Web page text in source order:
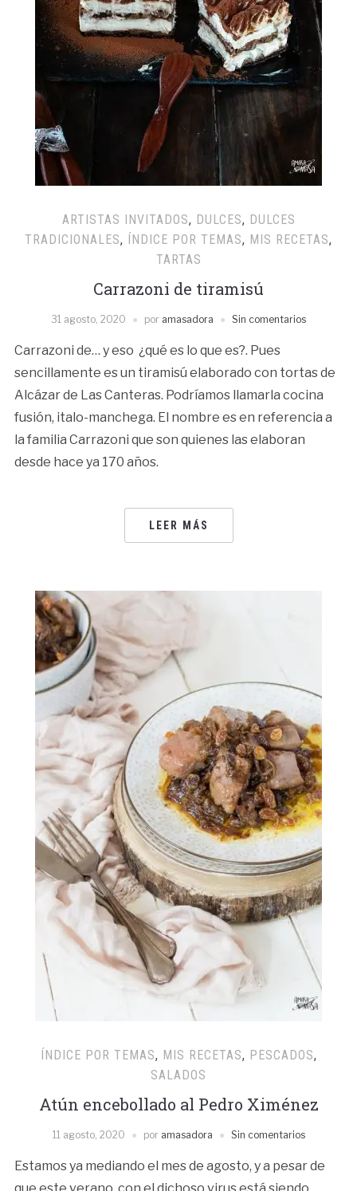
ARTISTAS INVITADOS, DULCES, DULCES
TRADICIONALES, ÍNDICE POR TEMAS, MIS RECETAS,
TARTAS
Carrazoni de tiramisú
31 agosto, 2020 por amasadora Sin comentarios
Carrazoni de… y eso ¿qué es lo que es?. Pues
sencillamente es un tiramisú elaborado con tortas de
Alcázar de Las Canteras. Podríamos llamarla cocina
fusión, italo-manchega. El nombre es en referencia a
la familia Carrazoni que son quienes las elaboran
desde hace ya 170 años.
LEER MÁS
ÍNDICE POR TEMAS, MIS RECETAS, PESCADOS,
SALADOS
Atún encebollado al Pedro Ximénez
11 agosto, 2020 por amasadora Sin comentarios
Estamos ya mediando el mes de agosto, y a pesar de